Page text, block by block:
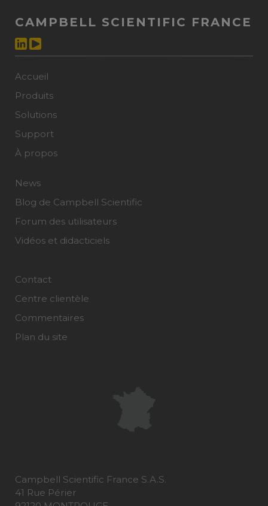
CAMPBELL SCIENTIFIC FRANCE
Accueil
Produits
Solutions
Support
À propos
News
Blog de Campbell Scientific
Forum des utilisateurs
Vidéos et didacticiels
Contact
Centre clientèle
Commentaires
Plan du site
Campbell Scientific France S.A.S.
41 Rue Périer